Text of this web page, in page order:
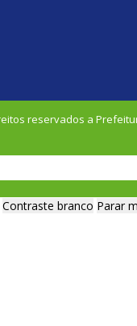
reservados a
Contraste branco Parar